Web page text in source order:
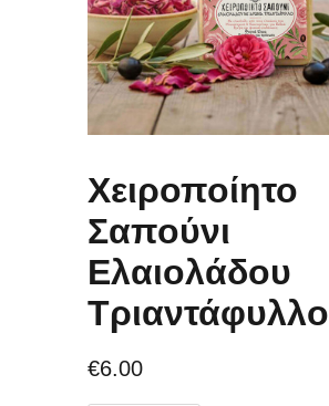
Χειροποίητο
Σαπούνι
Ελαιολάδου
Τριαντάφυλλο
€6.00